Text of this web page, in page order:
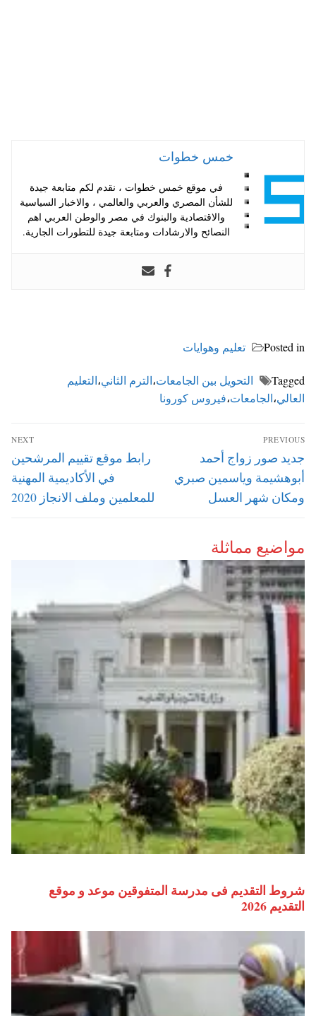
خمس خطوات
في موقع خمس خطوات ، نقدم لكم متابعة جيدة
للشأن المصري والعربي والعالمي ، والاخبار السياسية
والاقتصادية والبنوك في مصر والوطن العربي اهم
النصائح والارشادات ومتابعة جيدة للتطورات الجارية.
Posted in تعليم وهوايات
Tagged التحويل بين الجامعات،الترم الثاني،التعليم
العالي،الجامعات،فيروس كورونا
تصفّح
المقالات
PREVIOUS
Previous
post:
جديد صور زواج أحمد
أبوهشيمة وياسمين صبري
ومكان شهر العسل
NEXT
Next
رابط موقع تقييم المرشحين
في الأكاديمية المهنية
للمعلمين وملف الانجاز 2020
مواضيع مماثلة
شروط التقديم فى مدرسة المتفوقين موعد و موقع
التقديم 2026